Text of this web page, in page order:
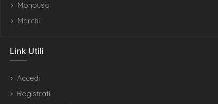
Monouso
Marchi
Link Utili
Accedi
Registrati